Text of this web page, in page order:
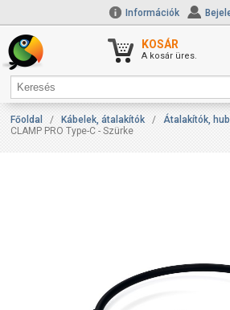
Információk
KOSÁR
A kosár üres.
Főoldal / Kábelek, átalakítók / Átalakítók,
CLAMP PRO Type-C - Szürke